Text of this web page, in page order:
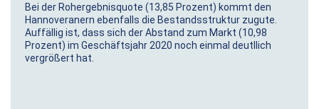
Bei der Rohergebnisquote (13,85 Prozent) kommt den
Hannoveranern ebenfalls die Bestandsstruktur zugute.
Auffällig ist, dass sich der Abstand zum Markt (10,98
Prozent) im Geschäftsjahr 2020 noch einmal deutllich
vergrößert hat.